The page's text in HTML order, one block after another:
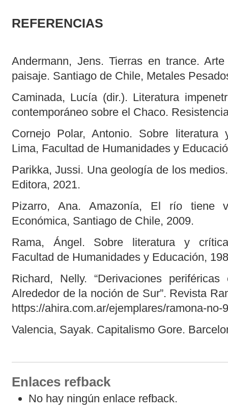
REFERENCIAS
Andermann, Jens. Tierras en trance.
paisaje. Santiago de Chile, Metales
Caminada, Lucía (dir.). Literatura
contemporáneo sobre el Chaco.
Cornejo Polar, Antonio. Sobre literatura
Lima, Facultad de Humanidades y
Parikka, Jussi. Una geología de los
Editora, 2021.
Pizarro, Ana. Amazonía, El río tiene
Económica, Santiago de Chile, 2009.
Rama, Ángel. Sobre literatura y
Facultad de Humanidades y Educación,
Richard, Nelly. “Derivaciones
Alrededor de la noción de Sur”. Revista
https://ahira.com.ar/ejemplares/ramona-no-
Valencia, Sayak. Capitalismo Gore.
Enlaces refback
No hay ningún enlace refback.